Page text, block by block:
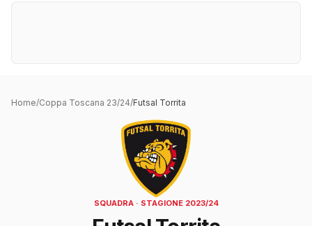
Home/Coppa Toscana 23/24/Futsal Torrita
SQUADRA · STAGIONE 2023/24